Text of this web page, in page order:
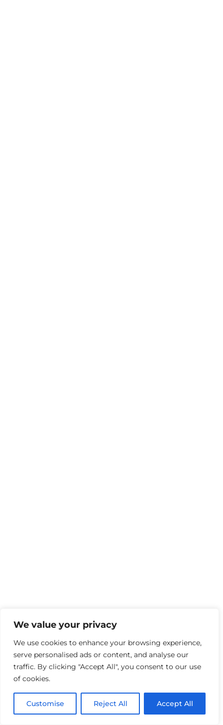
We value your privacy
We use cookies to enhance your browsing experience,
serve personalised ads or content, and analyse our
traffic. By clicking "Accept All", you consent to our use
of cookies.
Customise Reject All Accept All